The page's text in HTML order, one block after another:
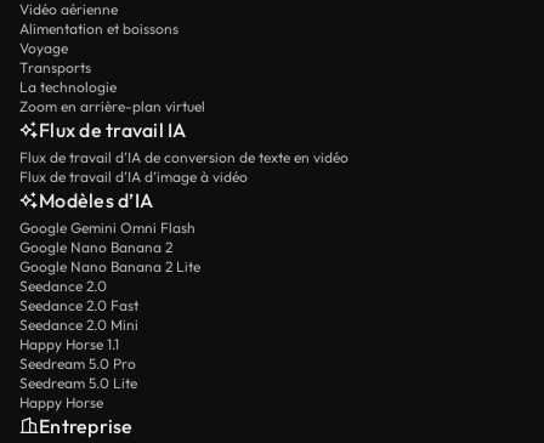
Vidéo aérienne
Alimentation et boissons
Voyage
Transports
La technologie
Zoom en arrière-plan virtuel
Flux de travail IA
Flux de travail d’IA de conversion de texte en vidéo
Flux de travail d’IA d’image à vidéo
Modèles d’IA
Google Gemini Omni Flash
Google Nano Banana 2
Google Nano Banana 2 Lite
Seedance 2.0
Seedance 2.0 Fast
Seedance 2.0 Mini
Happy Horse 1.1
Seedream 5.0 Pro
Seedream 5.0 Lite
Happy Horse
Entreprise